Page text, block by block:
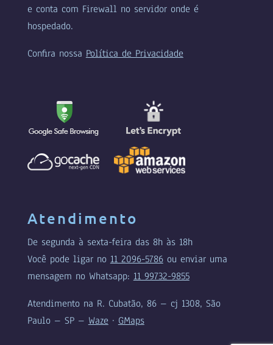
e conta com Firewall no servidor onde é
hospedado.
Confira nossa Política de Privacidade
Atendimento
De segunda à sexta-feira das 8h às 18h
Você pode ligar no 11 2096-5786ou enviar uma
mensagem no Whatsapp: 11 99732-9855
Atendimento na R. Cubatão, 86 – cj 1308, São
Paulo – SP – Waze · GMaps